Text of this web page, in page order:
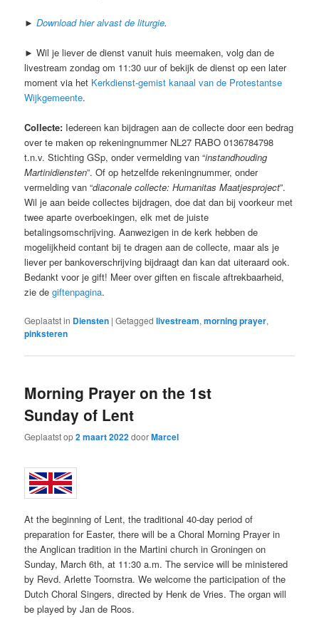
►Download hier alvast de liturgie.
► Wil je liever de dienst vanuit huis meemaken, volg dan de
livestream zondag om 11:30 uur of bekijk de dienst op een later
moment via het Kerkdienst-gemist kanaal van de Protestantse
Wijkgemeente.
Collecte: Iedereen kan bijdragen aan de collecte door een bedrag
over te maken op rekeningnummer NL27 RABO 0136784798
t.n.v. Stichting GSp, onder vermelding van “instandhouding
Martinidiensten”. Of op hetzelfde rekeningnummer, onder
vermelding van “diaconale collecte: Humanitas Maatjesproject”.
Wil je aan beide collectes bijdragen, doe dat dan bij voorkeur met
twee aparte overboekingen, elk met de juiste
betalingsomschrijving. Aanwezigen in de kerk hebben de
mogelijkheid contant bij te dragen aan de collecte, maar als je
liever per bankoverschrijving bijdraagt dan kan dat uiteraard ook.
Bedankt voor je gift! Meer over giften en fiscale aftrekbaarheid,
zie degiftenpagina.
Geplaatst in Diensten |Getagged livestream,morning prayer,
pinksteren
Morning Prayer on the 1st
Sunday of Lent
Geplaatst op2 maart 2022doorMarcel
At the beginning of Lent, the traditional 40-day period of
preparation for Easter, there will be a Choral Morning Prayer in
the Anglican tradition in the Martini church in Groningen on
Sunday, March 6th, at 11:30 a.m. The service will be ministered
by Revd. Arlette Toornstra. We welcome the participation of the
Dutch Choral Singers, directed by Henk de Vries. The organ will
be played by Jan de Roos.